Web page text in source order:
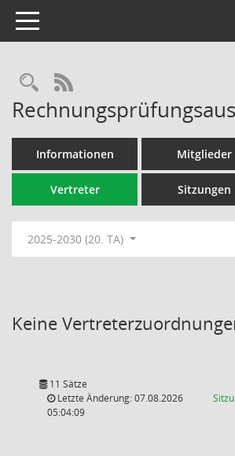
Toggle navigation
Rechercheauswahl
RSS-Feed
Informationen Mitglieder
Vertreter Sitzungen
2025-2030 (20. TA)
Keine
11 Sätze
Letzte Änderung: 07.08.2026
05:04:09